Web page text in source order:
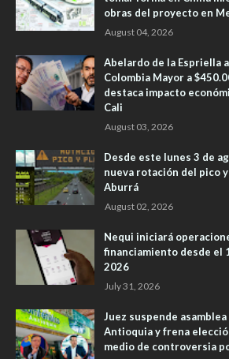
obras del proyecto en
August 04, 2026
Abelardo de la Espriella
Colombia Mayor a
destaca impacto
Cali
August 03, 2026
Desde este lunes 3 de
nueva rotación del pico
Aburrá
August 02, 2026
Nequi iniciará
financiamiento desde el
2026
July 31, 2026
Juez suspende
Antioquia y frena
medio de controversia